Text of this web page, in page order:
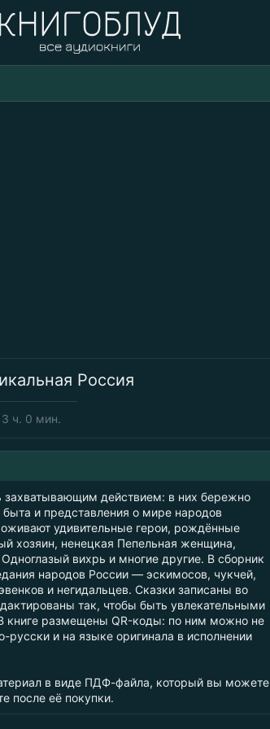
Россия
ч. 0 мин.
действием: в них бережно
и представления о мире народов
удивительные герои, рождённые
хозяин, ненецкая Пепельная женщина,
вихрь и многие другие. В сборник
народов России — эскимосов, чукчей,
и негидальцев. Сказки записаны во
так, чтобы быть увлекательными
книге размещены QR-коды: по ним можно не
русски и на языке оригинала в исполнении
в виде ПДФ-файла, который вы можете
после её покупки.